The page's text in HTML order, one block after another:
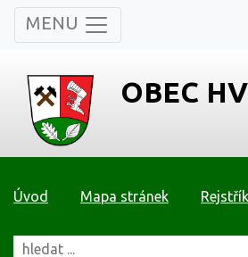
MENU
OBEC
Úvod Mapa stránek Rejstřík